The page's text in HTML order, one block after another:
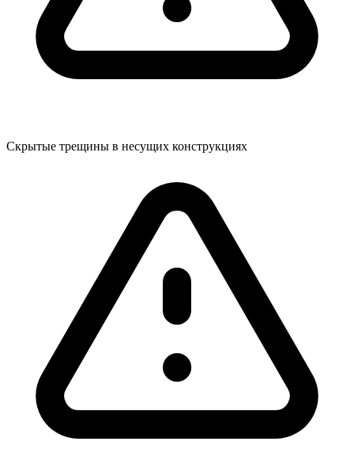
Скрытые трещины в несущих конструкциях